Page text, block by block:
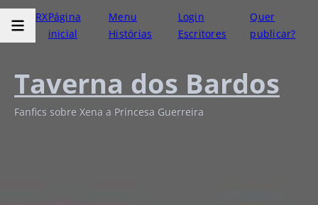
RXPágina
inicial
Menu
Histórias
Login
Escritores
Quer
publicar?
Taverna dos Bardos
Fanfics sobre Xena a Princesa Guerreira